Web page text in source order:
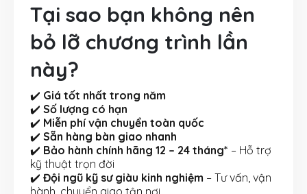
Tại sao bạn không nên
bỏ lỡ chương trình lần
này?
✔️ Giá tốt nhất trong năm
✔️ Số lượng có hạn
✔️ Miễn phí vận chuyển toàn quốc
✔️ Sẵn hàng bàn giao nhanh
✔️ Bảo hành chính hãng 12 – 24 tháng* – Hỗ trợ
kỹ thuật trọn đời
✔️ Đội ngũ kỹ sư giàu kinh nghiệm – Tư vấn, vận
hành, chuyển giao tận nơi